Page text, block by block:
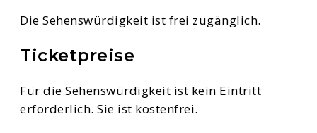
Die Sehenswürdigkeit ist frei zugänglich.
Ticketpreise
Für die Sehenswürdigkeit ist kein Eintritt
erforderlich. Sie ist kostenfrei.